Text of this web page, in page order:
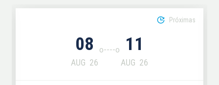
08
AUG 26
11
AUG 26
Próximas